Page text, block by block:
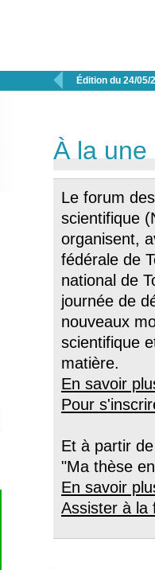
 Édition du 24/05/
À la une
Le forum
scientifique
organisent,
fédérale de
national de
journée de
nouveaux
scientifique
matière.
En savoir
Pour
Et à partir
"Ma thèse
En savoir
Assister à la